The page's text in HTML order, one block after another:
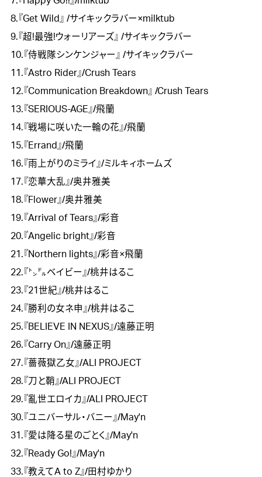
8.『Get Wild』 /サイキックラバー×milktub
9.『超!最強!ウォーリアーズ』 /サイキックラバー
10.『侍戦隊シンケンジャー』 /サイキックラバー
11.『Astro Rider』/Crush Tears
12.『Communication Breakdown』 /Crush Tears
13.『SERIOUS-AGE』/飛蘭
14.『戦場に咲いた一輪の花』/飛蘭
15.『Errand』/飛蘭
16.『雨上がりのミライ』/ミルキィホームズ
17.『恋華大乱』/奥井雅美
18.『Flower』/奥井雅美
19.『Arrival of Tears』/彩音
20.『Angelic bright』/彩音
21.『Northern lights』/彩音×飛蘭
22.『㌧㌦ベイビー』/桃井はるこ
23.『21世紀』/桃井はるこ
24.『勝利の女ネ申』/桃井はるこ
25.『BELIEVE IN NEXUS』/遠藤正明
26.『Carry On』/遠藤正明
27.『薔薇獄乙女』/ALI PROJECT
28.『刀と鞘』/ALI PROJECT
29.『亂世エロイカ』/ALI PROJECT
30.『ユニバーサル・バニー』/May'n
31.『愛は降る星のごとく』/May'n
32.『Ready Go!』/May'n
33.『教えてA to Z』/田村ゆかり